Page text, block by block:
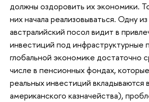
должны оздоровить их экономики.
них начала реализовываться. Одну
австралийский посол видит в
инвестиций под инфраструктурные
глобальной экономике достаточно
числе в пенсионных фондах,
реальных инвестиций вкладываются
американского казначейства),